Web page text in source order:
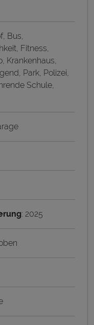
Bus,
Fitness,
Krankenhaus,
Park, Polizei,
Schule,
: 2025